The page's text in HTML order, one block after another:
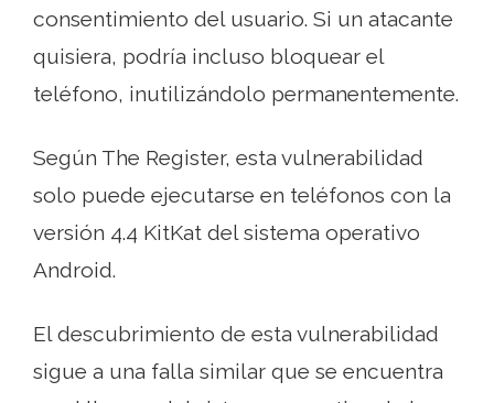
consentimiento del usuario. Si un atacante
quisiera, podría incluso bloquear el
teléfono, inutilizándolo permanentemente.
Según The Register, esta vulnerabilidad
solo puede ejecutarse en teléfonos con la
versión 4.4 KitKat del sistema operativo
Android.
El descubrimiento de esta vulnerabilidad
sigue a una falla similar que se encuentra